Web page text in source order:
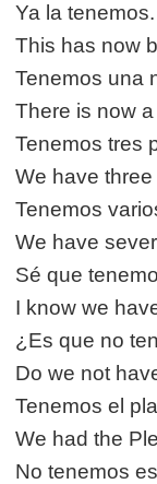
Ya la tenemos.
This has now
Tenemos una
There is now
Tenemos tres
We have
Tenemos
We have
Sé que
I know we
¿Es que no
Do we not
Tenemos el
We had the
No tenemos